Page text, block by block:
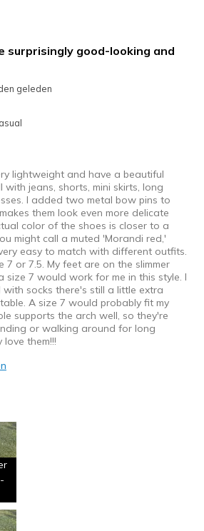
Feels true to size
surprisingly good-looking and
geleden
lightweight and have a beautiful
with jeans, shorts, mini skirts, long
I added two metal bow pins to
them look even more delicate
color of the shoes is closer to a
might call a muted 'Morandi red,'
easy to match with different outfits.
7 or 7.5. My feet are on the slimmer
size 7 would work for me in this style. I
with socks there's still a little extra
A size 7 would probably fit my
supports the arch well, so they're
or walking around for long
them!!!